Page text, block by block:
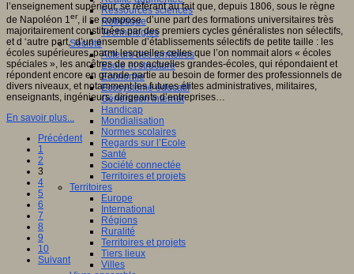
Ressources sciences
Robotique
Technologies
Société
Acteurs des territoires
Ecole et structure
Economie
Ecosystème éducatif
Génération internet
Handicap
Mondialisation
Normes scolaires
Regards sur l’Ecole
Santé
Société connectée
Territoires et projets
Territoires
Europe
International
Régions
Ruralité
Territoires et projets
Tiers lieux
Villes
l’enseignement supérieur, se référant au fait que, depuis 1806, sous le règne
de Napoléon 1 er, il se compose d’une part des formations universitaires très
majoritairement constituées par des premiers cycles généralistes non sélectifs,
et d ‘autre part, d’un ensemble d’établissements sélectifs de petite taille : les
écoles supérieures, parmi lesquelles celles que l’on nommait alors « écoles
spéciales », les ancêtres de nos actuelles grandes-écoles, qui répondaient et
répondent encore en grande partie au besoin de former des professionnels de
divers niveaux, et notamment les futures élites administratives, militaires,
enseignants, ingénieurs, dirigeants d’entreprises…
En savoir plus...
Précédent
1
2
3
4
5
6
7
8
9
10
Suivant